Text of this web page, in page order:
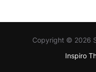
Copyright © 2026
Inspiro